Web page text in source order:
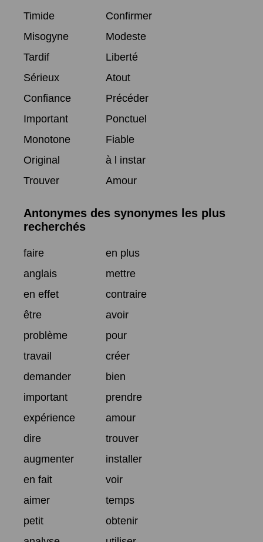
Timide
Confirmer
Misogyne
Modeste
Tardif
Liberté
Sérieux
Atout
Confiance
Précéder
Important
Ponctuel
Monotone
Fiable
Original
à l instar
Trouver
Amour
Antonymes des synonymes les plus
recherchés
faire
en plus
anglais
mettre
en effet
contraire
être
avoir
problème
pour
travail
créer
demander
bien
important
prendre
expérience
amour
dire
trouver
augmenter
installer
en fait
voir
aimer
temps
petit
obtenir